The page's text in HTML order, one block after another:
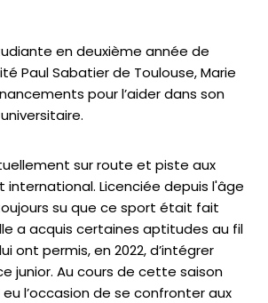
en deuxième année de
Paul Sabatier de Toulouse, Marie
pour l’aider dans son
sur route et piste aux
international. Licenciée depuis l'âge
su que ce sport était fait
a acquis certaines aptitudes au fil
ont permis, en 2022, d’intégrer
junior. Au cours de cette saison
l’occasion de se confronter aux